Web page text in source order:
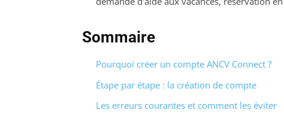
Sommaire
Pourquoi créer un compte ANCV Connect ?
Étape par étape : la création de compte
Les erreurs courantes et comment les éviter